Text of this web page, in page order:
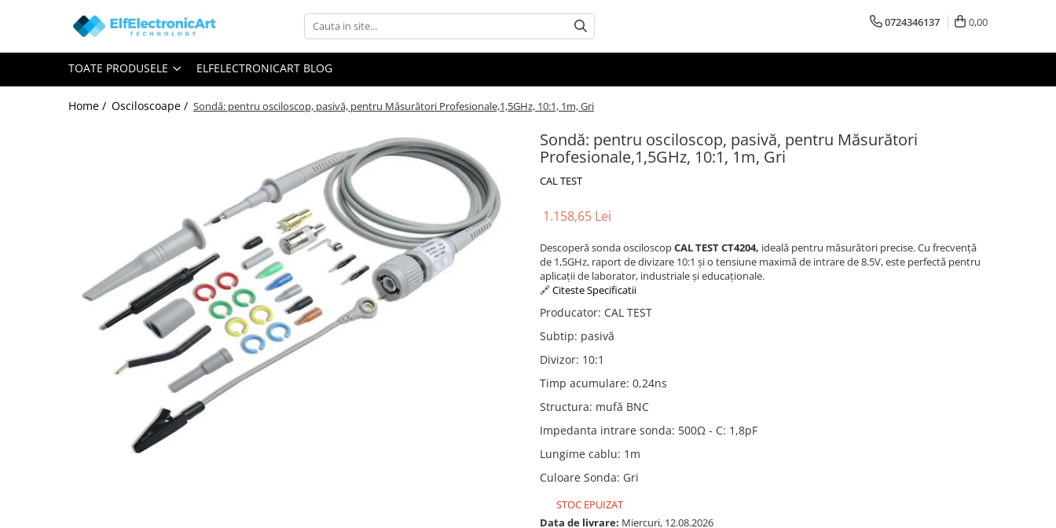
Toate Produsele
Audio
Osciloscoape B&K PRECISION
Osciloscoape KEYSIGHT
0724346137 0,00
TOATE PRODUSELE ELFELECTRONICART BLOG
Home / Osciloscoape / Sondă: pentru osciloscop, pasivă, pentru Măsurători Profesionale,1,5GHz, 10:1, 1m, Gri
Sondă: pentru osciloscop, pasivă, pentru Măsurători
Profesionale,1,5GHz, 10:1, 1m, Gri
CAL TEST
1.158,65 Lei
Descoperă sonda osciloscopCAL TEST CT4204, ideală pentru măsurători precise. Cu frecvență
de 1,5GHz, raport de divizare 10:1 și o tensiune maximă de intrare de 8.5V, este perfectă pentru
aplicații de laborator, industriale și educaționale.
🔗 Citeste Specificatii
Producator: CAL TEST
Subtip: pasivă
Divizor: 10:1
Timp acumulare: 0,24ns
Structura: mufă BNC
Impedanta intrare sonda: 500Ω - C: 1,8pF
Lungime cablu: 1m
Culoare Sonda: Gri
STOC EPUIZAT
Data de livrare: Miercuri, 12.08.2026